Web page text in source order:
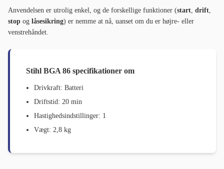
Anvendelsen er utrolig enkel, og de forskellige funktioner (start, drift,
stop og låsesikring) er nemme at nå, uanset om du er højre- eller
venstrehåndet.
Stihl BGA 86 specifikationer om
Drivkraft: Batteri
Driftstid: 20 min
Hastighedsindstillinger: 1
Vægt: 2,8 kg